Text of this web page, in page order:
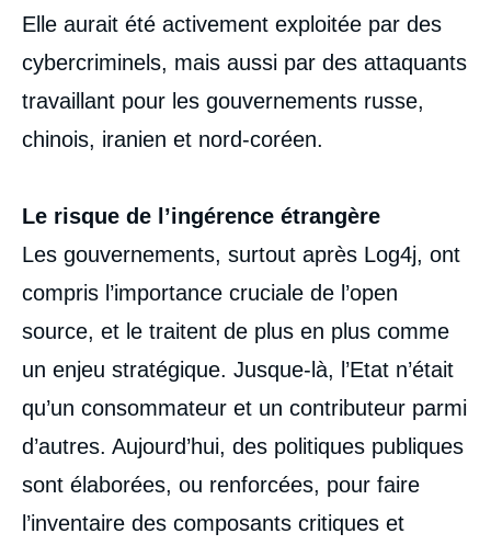
Elle aurait été activement exploitée par des
cybercriminels, mais aussi par des attaquants
travaillant pour les gouvernements russe,
chinois, iranien et nord-coréen.
Le risque de l’ingérence étrangère
Les gouvernements, surtout après Log4j, ont
compris l’importance cruciale de l’open
source, et le traitent de plus en plus comme
un enjeu stratégique. Jusque-là, l’Etat n’était
qu’un consommateur et un contributeur parmi
d’autres. Aujourd’hui, des politiques publiques
sont élaborées, ou renforcées, pour faire
l’inventaire des composants critiques et